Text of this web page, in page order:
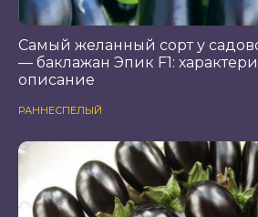
Самый желанный сорт у
— баклажан Эпик F1:
описание
РАННЕСПЕЛЫЙ